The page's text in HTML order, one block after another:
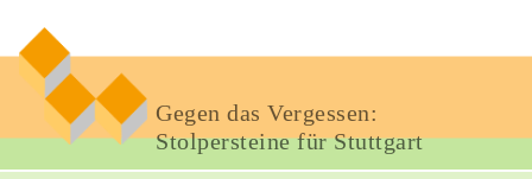
Gegen das Vergessen:
Stolpersteine für Stuttgart